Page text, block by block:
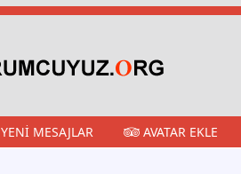
YENI MESAJLAR AVATAR EKLE